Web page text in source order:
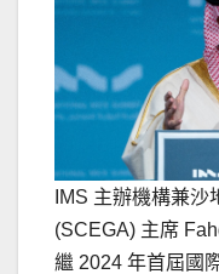
IMS 主辦機構兼
(SCEGA) 主席
繼 2024 年首屆國